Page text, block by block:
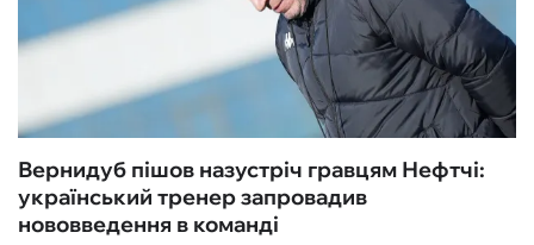
ХОКЕЙ
КІБЕРСПОРТ
ЧС-2026
Вернидуб пішов назустріч гравцям Нефтчі:
український тренер запровадив
нововведення в команді